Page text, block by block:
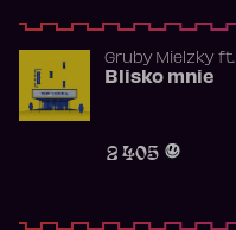
Gruby Mielzkyft.
Blisko mnie
2 405